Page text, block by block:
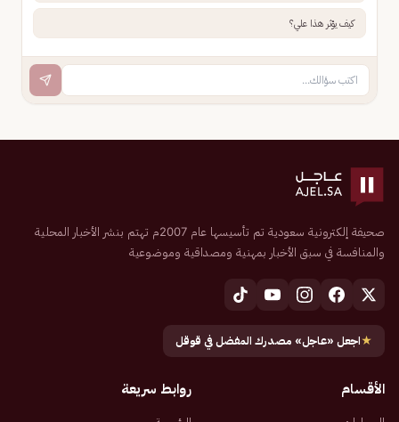
كيف يؤثر هذا علي؟
صحيفة إلكترونية سعودية تم تأسيسها عام 2007م تهتم بنشر الأخبار المحلية
والمنافسة في سبق الأخبار بمهنية ومصداقية وموضوعية
★اجعل «عاجل» مصدرك المفضل في قوقل
الأقسام روابط سريعة